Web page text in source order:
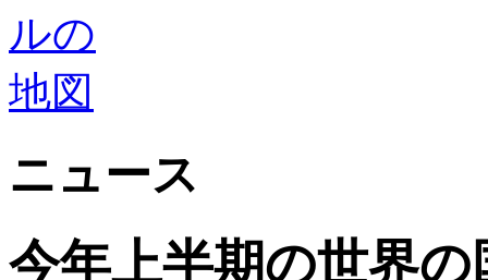
ニュース
今年上半期の世界